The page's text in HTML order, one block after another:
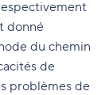
donné
du chemin
de
problèmes de